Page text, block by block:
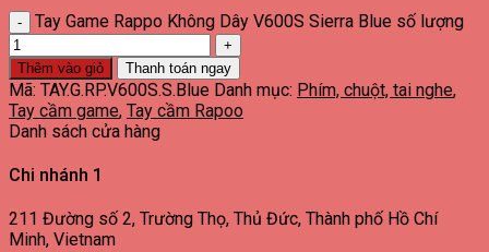
Tay Game Rappo Không Dây V600S Sierra Blue số lượng
Thêm vào giỏ Thanh toán ngay
Mã: TAY.G.RP.V600S.S.Blue Danh mục: Phím, chuột, tai nghe,
Tay cầm game, Tay cầm Rapoo
Danh sách cửa hàng
Chi nhánh 1
211 Đường số 2, Trường Thọ, Thủ Đức, Thành phố Hồ Chí
Minh, Vietnam